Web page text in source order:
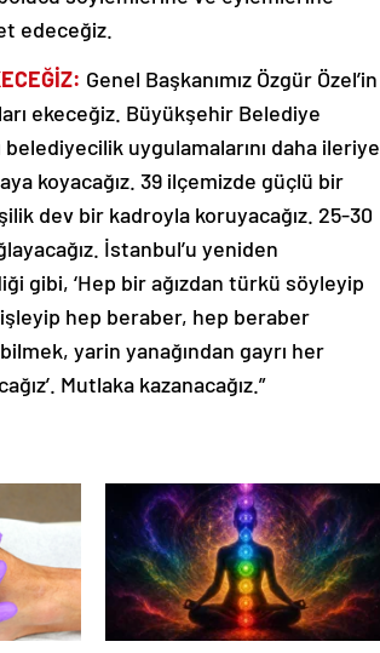
edeceğiz.
Genel Başkanımız Özgür Özel’in
ekeceğiz. Büyükşehir Belediye
belediyecilik uygulamalarını daha ileriye
koyacağız. 39 ilçemizde güçlü bir
dev bir kadroyla koruyacağız. 25-30
İstanbul’u yeniden
gibi, ‘Hep bir ağızdan türkü söyleyip
hep beraber, hep beraber
yarin yanağından gayrı her
Mutlaka kazanacağız.”